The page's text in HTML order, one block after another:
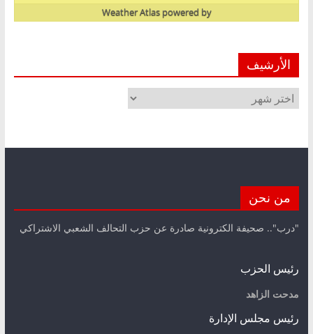
powered by
Weather Atlas
الأرشيف
الأرشيف
من نحن
"درب".. صحيفة الكترونية صادرة عن حزب التحالف الشعبي الاشتراكي
رئيس الحزب
مدحت الزاهد
رئيس مجلس الإدارة